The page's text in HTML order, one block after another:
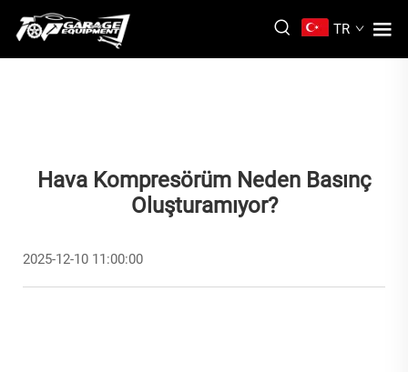
TR
Hava Kompresörüm Neden Basınç
Oluşturamıyor?
2025-12-10 11:00:00